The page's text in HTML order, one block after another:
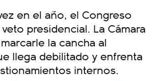
en el año, el Congreso
presidencial. La Cámara
la cancha al
llega debilitado y enfrenta
internos.